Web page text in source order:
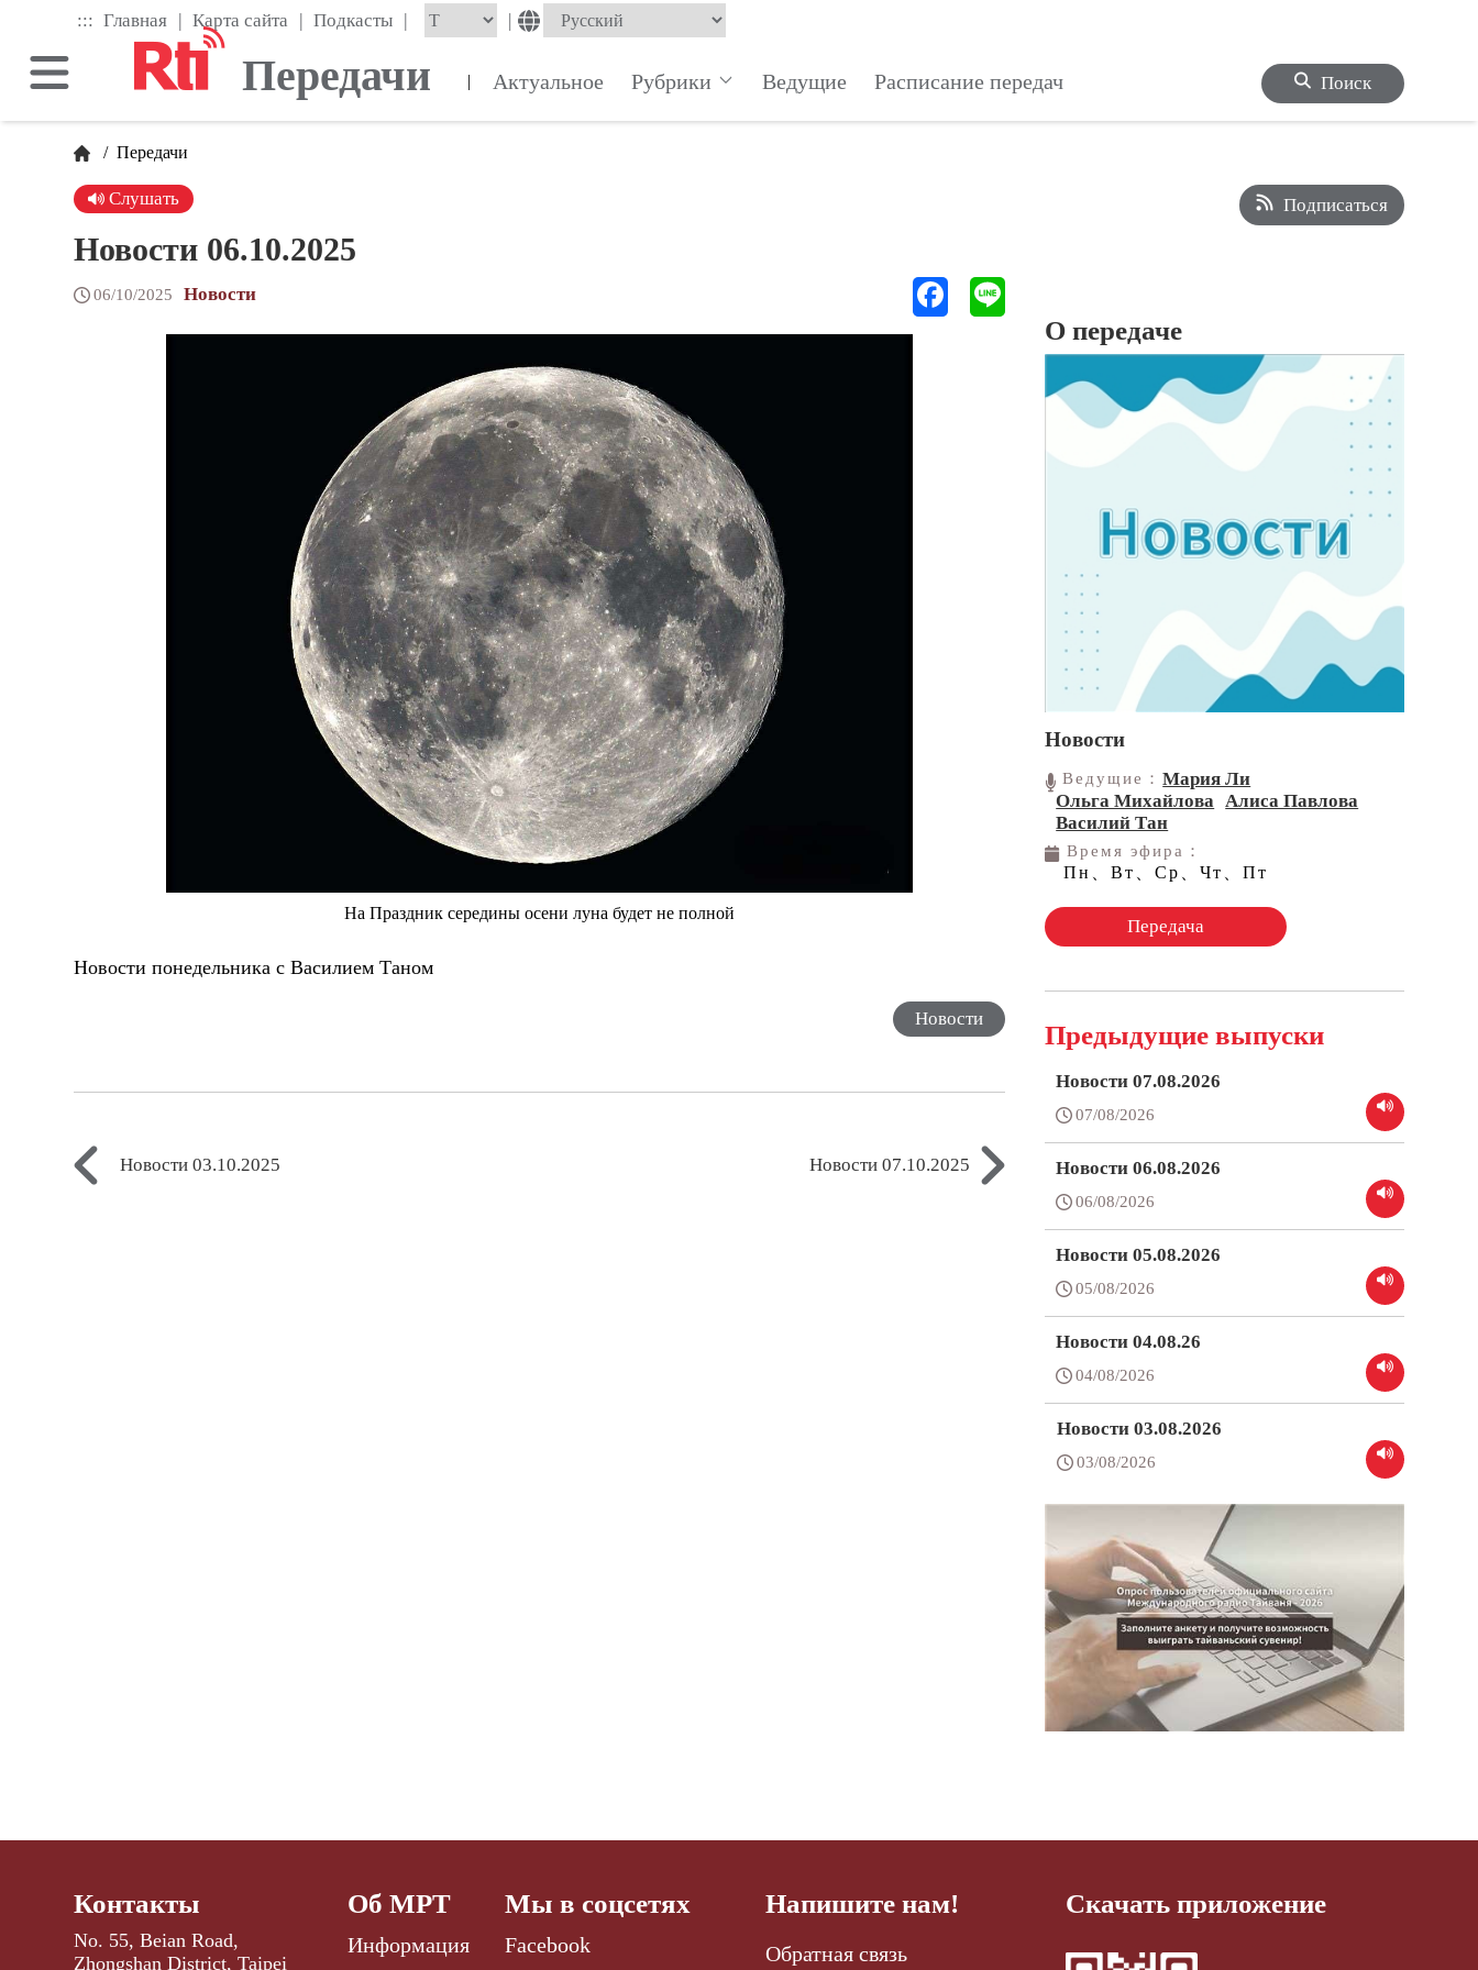
main
content
::: Главная | Карта сайта | Подкасты | |
Передачи | Актуальное Рубрики Ведущие Расписание передач Поиск
/ Передачи
Слушать
Новости 06.10.2025
06/10/2025 Новости
На Праздник середины осени луна будет не полной
Новости понедельника с Василием Таном
Новости
Новости 03.10.2025 Новости 07.10.2025
Подписаться
О передаче
Новости
Ведущие：Мария Ли
Ольга Михайлова Алиса Павлова
Василий Тан
Время эфира：
Пн、Вт、Ср、Чт、Пт
Передача
Предыдущие выпуски
Новости 07.08.2026
07/08/2026
Новости 06.08.2026
06/08/2026
Новости 05.08.2026
05/08/2026
Новости 04.08.26
04/08/2026
Новости 03.08.2026
03/08/2026
Контакты
No. 55, Beian Road,
Zhongshan District, Taipei
Об МРТ
Информация
Мы в соцсетях
Facebook
Напишите нам!
Обратная связь
Скачать приложение